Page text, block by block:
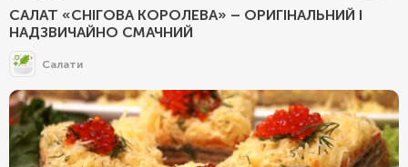
САЛАТ «СНІГОВА КОРОЛЕВА» – ОРИГІНАЛЬНИЙ І
НАДЗВИЧАЙНО СМАЧНИЙ
Салати